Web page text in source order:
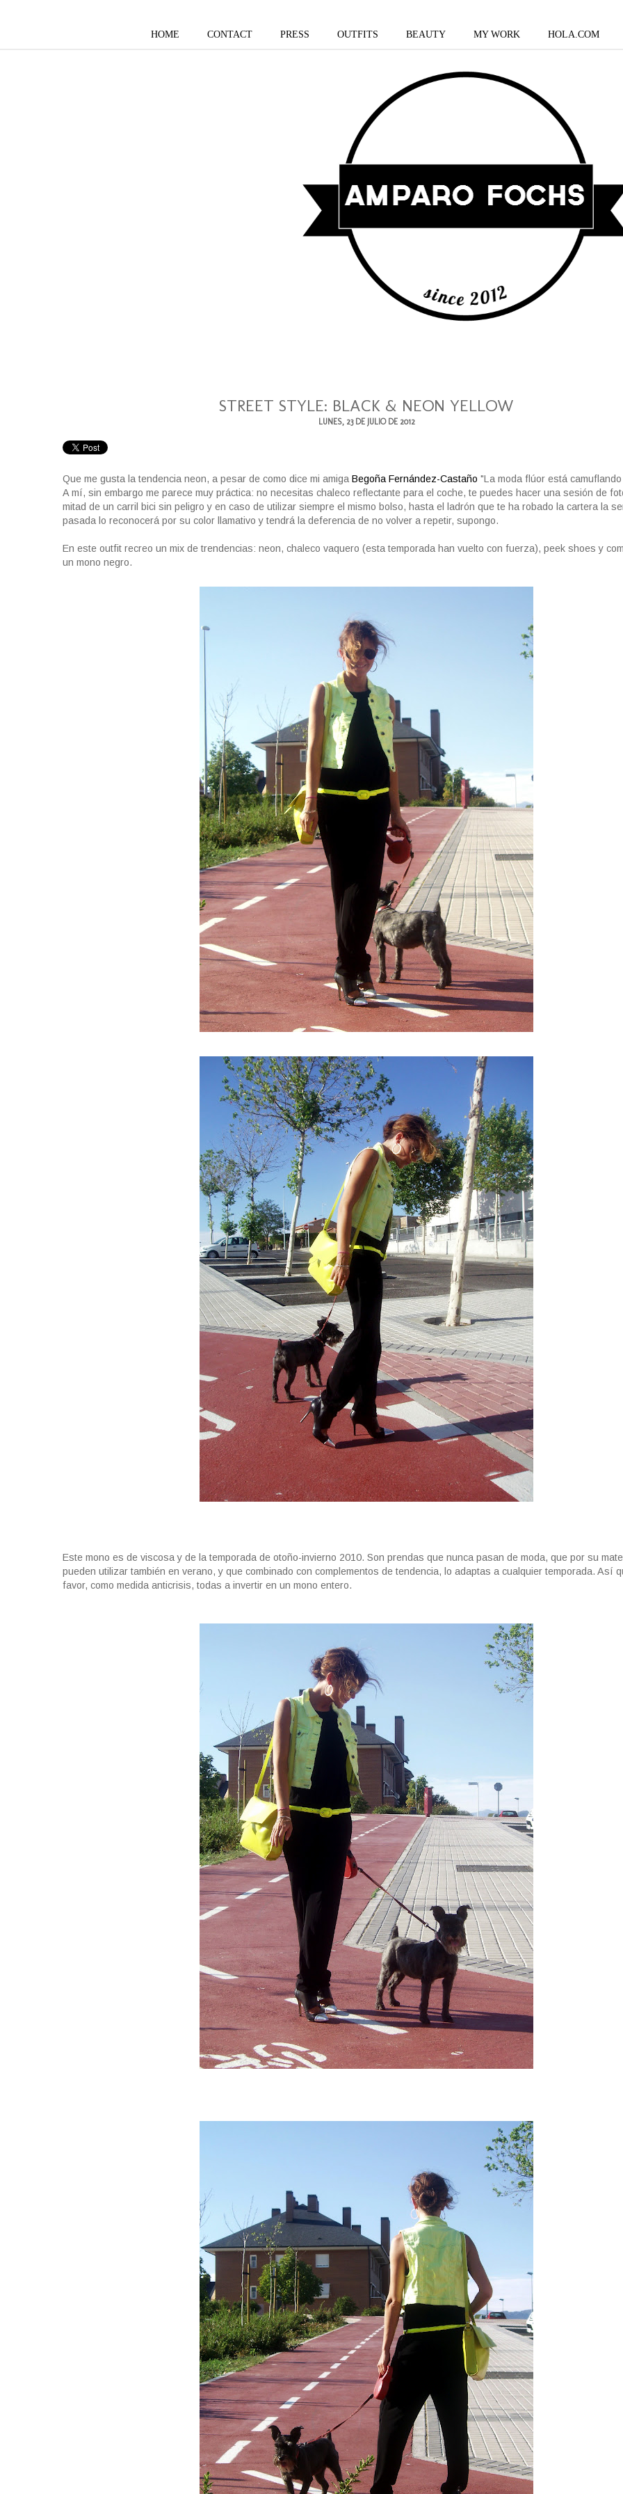
HOME CONTACT PRESS OUTFITS BEAUTY MY WORK HOLA.COM
STREET STYLE: BLACK & NEON YELLOW
LUNES, 23 DE JULIO DE 2012
Que me gusta la tendencia neon, a pesar de como dice mi amiga Begoña Fernández-Castaño "La moda flúor está
A mí, sin embargo me parece muy práctica: no necesitas chaleco reflectante para el coche, te puedes hacer una sesión de
mitad de un carril bici sin peligro y en caso de utilizar siempre el mismo bolso, hasta el ladrón que te ha robado la cartera la
pasada lo reconocerá por su color llamativo y tendrá la deferencia de no volver a repetir, supongo.
En este outfit recreo un mix de trendencias: neon, chaleco vaquero (esta temporada han vuelto con fuerza), peek shoes y
un mono negro.
Este mono es de viscosa y de la temporada de otoño-invierno 2010. Son prendas que nunca pasan de moda, que por su
pueden utilizar también en verano, y que combinado con complementos de tendencia, lo adaptas a cualquier temporada. Así
favor, como medida anticrisis, todas a invertir en un mono entero.